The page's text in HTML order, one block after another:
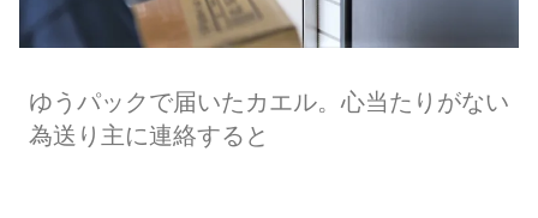
ゆうパックで届いたカエル。心当たりがない
為送り主に連絡すると